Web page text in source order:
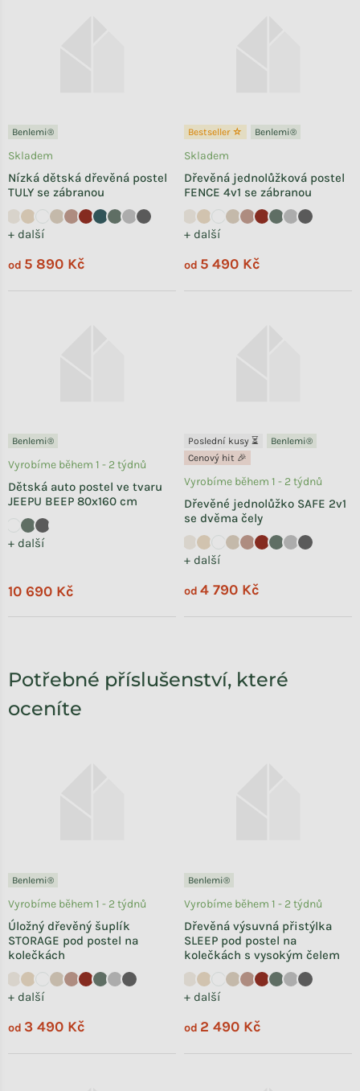
Benlemi®
Nízká dětská dřevěná postel
TULY se zábranou
+ další
Skladem
od 5 890 Kč
Bestseller ☆ Benlemi®
Dřevěná jednolůžková postel
FENCE 4v1 se zábranou
+ další
Skladem
od 5 490 Kč
Benlemi®
Dětská auto postel ve tvaru
JEEPU BEEP 80x160 cm
+ další
Vyrobíme během 1 - 2 týdnů
10 690 Kč
Poslední kusy ⏳
Benlemi®
Cenový hit 🎉
Dřevěné jednolůžko SAFE 2v1
se dvěma čely
+ další
Vyrobíme během 1 - 2 týdnů
od 4 790 Kč
Potřebné příslušenství, které
oceníte
Benlemi®
Úložný dřevěný šuplík
STORAGE pod postel na
kolečkách
+ další
Vyrobíme během 1 - 2 týdnů
od 3 490 Kč
Benlemi®
Dřevěná výsuvná přistýlka
SLEEP pod postel na
kolečkách s vysokým čelem
+ další
Vyrobíme během 1 - 2 týdnů
od 2 490 Kč